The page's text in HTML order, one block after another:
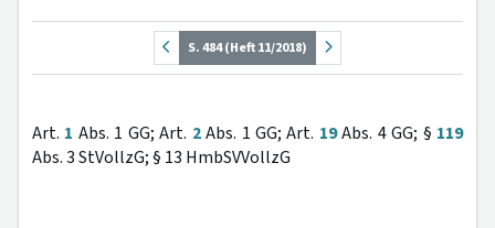
S. 484 (Heft 11/2018)
Art. 1 Abs. 1 GG; Art. 2Abs. 1 GG; Art. 19Abs. 4 GG; § 119
Abs. 3 StVollzG; § 13 HmbSVVollzG